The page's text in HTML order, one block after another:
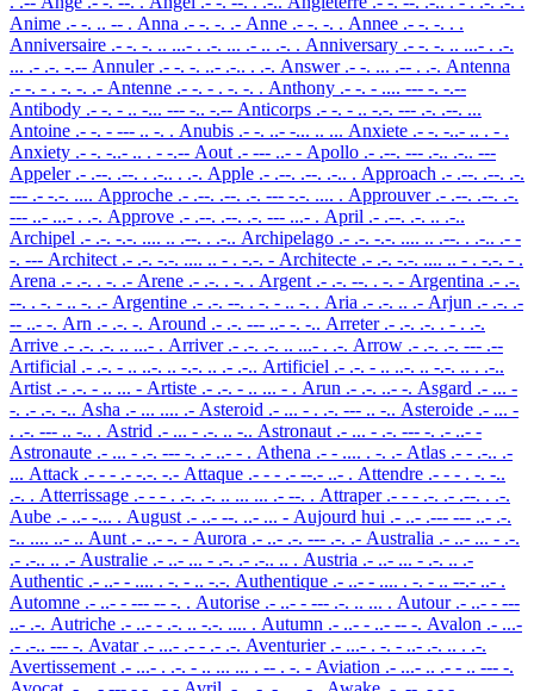
Anime .- -. .. -- . Anna .- -. -. .- Anne .- -. -. . Annee .- -. -. . .
Anniversaire .- -. -. .. ...- . .-. ... .- .. .-. . Anniversary .- -. -. .. ...- . .-.
... .- .-. -.-- Annuler .- -. -. ..- .-.. . .-. Answer .- -. ... .-- . .-. Antenna
.- -. - . -. -. .- Antenne .- -. - . -. -. . Anthony .- -. - .... --- -. -.--
Antibody .- -. - .. -... --- -.. -.-- Anticorps .- -. - .. -.-. --- .-. .--. ...
Antoine .- -. - --- .. -. . Anubis .- -. ..- -... .. ... Anxiete .- -. -..- .. . - .
Anxiety .- -. -..- .. . - -.-- Aout .- --- ..- - Apollo .- .--. --- .-.. .-.. ---
Appeler .- .--. .--. . .-.. . .-. Apple .- .--. .--. .-.. . Approach .- .--. .--. .-.
--- .- -.-. .... Approche .- .--. .--. .-. --- -.-. .... . Approuver .- .--. .--. .-.
--- ..- ...- . .-. Approve .- .--. .--. .-. --- ...- . April .- .--. .-. .. .-..
Archipel .- .-. -.-. .... .. .--. . .-.. Archipelago .- .-. -.-. .... .. .--. . .-.. .- -
-. --- Architect .- .-. -.-. .... .. - . -.-. - Architecte .- .-. -.-. .... .. - . -.-. - .
Arena .- .-. . -. .- Arene .- .-. . -. . Argent .- .-. --. . -. - Argentina .- .-.
--. . -. - .. -. .- Argentine .- .-. --. . -. - .. -. . Aria .- .-. .. .- Arjun .- .-. .-
-- ..- -. Arn .- .-. -. Around .- .-. --- ..- -. -.. Arreter .- .-. .-. . - . .-.
Arrive .- .-. .-. .. ...- . Arriver .- .-. .-. .. ...- . .-. Arrow .- .-. .-. --- .--
Artificial .- .-. - .. ..-. .. -.-. .. .- .-.. Artificiel .- .-. - .. ..-. .. -.-. .. . .-..
Artist .- .-. - .. ... - Artiste .- .-. - .. ... - . Arun .- .-. ..- -. Asgard .- ... -
-. .- .-. -.. Asha .- ... .... .- Asteroid .- ... - . .-. --- .. -.. Asteroide .- ... -
. .-. --- .. -.. . Astrid .- ... - .-. .. -.. Astronaut .- ... - .-. --- -. .- ..- -
Astronaute .- ... - .-. --- -. .- ..- - . Athena .- - .... . -. .- Atlas .- - .-.. .-
... Attack .- - - .- -.-. -.- Attaque .- - - .- --.- ..- . Attendre .- - - . -. -..
.-. . Atterrissage .- - - . .-. .-. .. ... ... .- --. . Attraper .- - - .-. .- .--. . .-.
Aube .- ..- -... . August .- ..- --. ..- ... - Aujourd hui .- ..- .--- --- ..- .-.
-.. .... ..- .. Aunt .- ..- -. - Aurora .- ..- .-. --- .-. .- Australia .- ..- ... - .-.
.- .-.. .. .- Australie .- ..- ... - .-. .- .-.. .. . Austria .- ..- ... - .-. .. .-
Authentic .- ..- - .... . -. - .. -.-. Authentique .- ..- - .... . -. - .. --.- ..- .
Automne .- ..- - --- -- -. . Autorise .- ..- - --- .-. .. ... . Autour .- ..- - ---
..- .-. Autriche .- ..- - .-. .. -.-. .... . Autumn .- ..- - ..- -- -. Avalon .- ...-
.- .-.. --- -. Avatar .- ...- .- - .- .-. Aventurier .- ...- . -. - ..- .-. .. . .-.
Avertissement .- ...- . .-. - .. ... ... . -- . -. - Aviation .- ...- .. .- - .. --- -.